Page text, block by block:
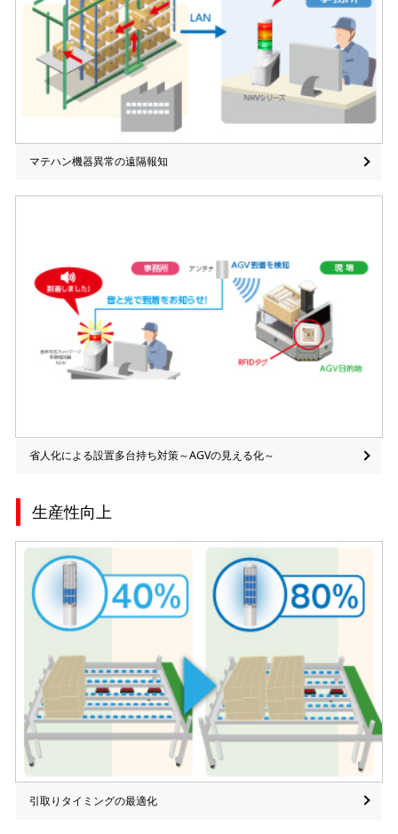
マテハン機器異常の遠隔報知
省人化による設置多台持ち対策～AGVの見える化～
生産性向上
引取りタイミングの最適化